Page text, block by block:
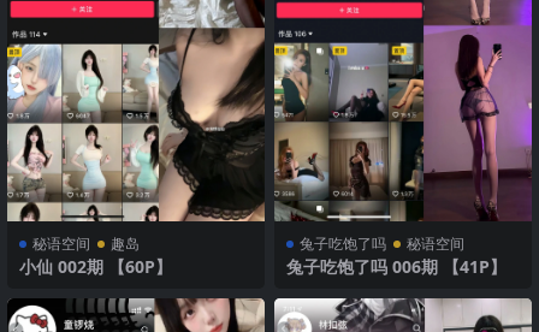
秘语空间 趣岛
小仙 002期 【60P】
兔子吃饱了吗 秘语空间
兔子吃饱了吗 006期 【41P】